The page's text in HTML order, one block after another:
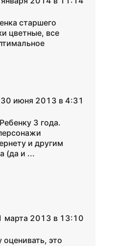
старшего
цветные, все
30 июня 2013 в 4:31
3 года.
и другим
(да и ...
марта 2013 в 13:10
это